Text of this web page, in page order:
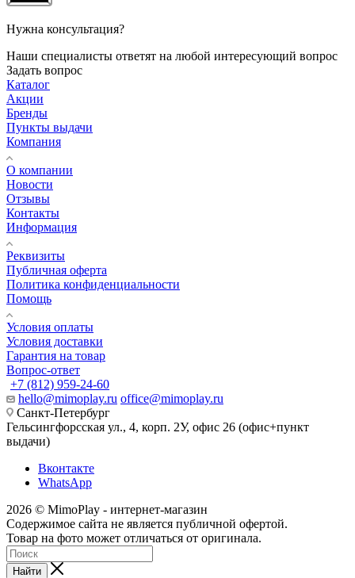
Нужна консультация?
Наши специалисты ответят на любой интересующий вопрос
Задать вопрос
Каталог
Акции
Бренды
Пункты выдачи
Компания
О компании
Новости
Отзывы
Контакты
Информация
Реквизиты
Публичная оферта
Политика конфиденциальности
Помощь
Условия оплаты
Условия доставки
Гарантия на товар
Вопрос-ответ
+7 (812) 959-24-60
hello@mimoplay.ru office@mimoplay.ru
Санкт-Петербург
Гельсингфорсская ул., 4, корп. 2У, офис 26 (офис+пункт
выдачи)
Вконтакте
WhatsApp
2026 © MimoPlay - интернет-магазин
Содержимое сайта не является публичной офертой.
Товар на фото может отличаться от оригинала.
Найти